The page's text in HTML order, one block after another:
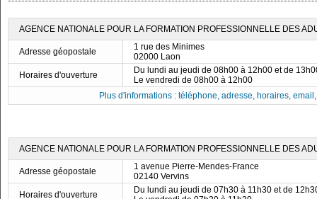
AGENCE NATIONALE POUR LA FORMATION PROFESSIONNELLE DES
Adresse géopostale
1 rue des Minimes
02000 Laon
Horaires d'ouverture
Du lundi au jeudi de 08h00 à 12h00 et de
Le vendredi de 08h00 à 12h00
Plus d'informations : téléphone, adresse, horaires,
AGENCE NATIONALE POUR LA FORMATION PROFESSIONNELLE DES
Adresse géopostale
1 avenue Pierre-Mendes-France
02140 Vervins
Horaires d'ouverture
Du lundi au jeudi de 07h30 à 11h30 et de